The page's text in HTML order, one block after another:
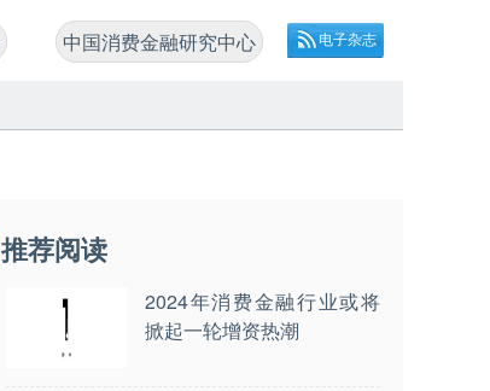
电子杂志
中国消费金融研究中心
推荐阅读
2024年消费金融行业或将
掀起一轮增资热潮